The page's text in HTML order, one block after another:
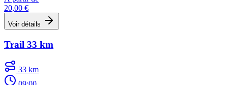
20,00 €
Voir détails
Trail 33 km
33 km